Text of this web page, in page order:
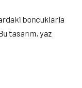
boncuklarla
tasarım, yaz